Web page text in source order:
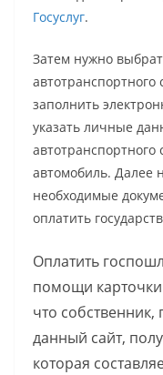
Госуслуг.
Затем нужно
заполнить
указать личные
автомобиль. Далее
необходимые
оплатить
Оплатить
помощи
что
данный сайт,
которая